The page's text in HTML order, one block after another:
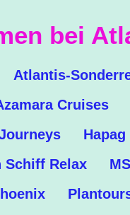
bei
Atlantis-
Cruises
Schiff Relax